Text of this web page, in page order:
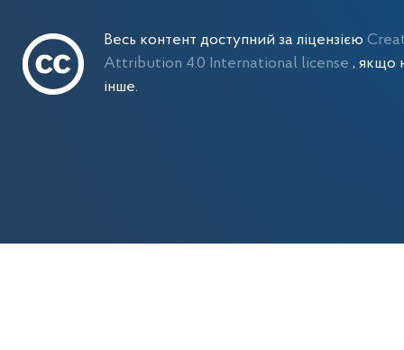
Весь контент доступний за ліцензією
Attribution 4.0 International license , якщо
інше.